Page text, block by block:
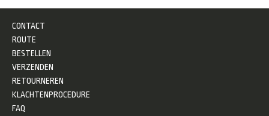
CONTACT
ROUTE
BESTELLEN
VERZENDEN
RETOURNEREN
KLACHTENPROCEDURE
FAQ